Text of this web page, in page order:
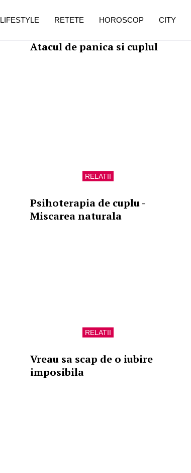
RELATII
Atacul de panica si cuplul
RELATII
Psihoterapia de cuplu -
Miscarea naturala
RELATII
Vreau sa scap de o iubire
imposibila
LIFESTYLE RETETE HOROSCOP CITY
pe măsură ce înaintezi în vârstă